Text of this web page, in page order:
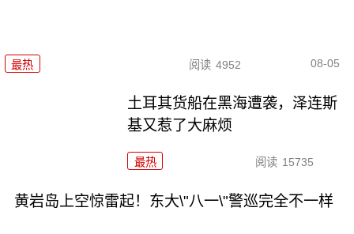
最热 阅读 4952 08-05
土耳其货船在黑海遭袭，泽连斯
基又惹了大麻烦
最热 阅读 15735
黄岩岛上空惊雷起！东大\"八一\"警巡完全不一样